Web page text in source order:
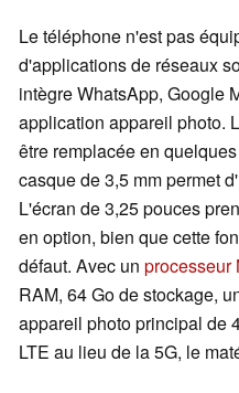
Le téléphone n'est pas
d'applications de réseaux
intègre WhatsApp, Google
application appareil photo.
être remplacée en
casque de 3,5 mm permet
L'écran de 3,25 pouces
en option, bien que cette
défaut. Avec un processeur
RAM, 64 Go de stockage,
appareil photo principal de
LTE au lieu de la 5G, le